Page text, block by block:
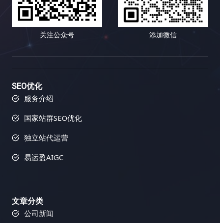
关注公众号 添加微信
SEO优化
服务介绍
国家站群SEO优化
独立站代运营
易运盈AIGC
文章分类
公司新闻